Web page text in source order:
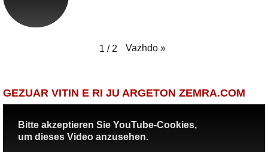
1 / 2 Vazhdo »
GEZUAR VITIN E RI JU ARGETON ZEMRA.COM
Bitte akzeptieren Sie YouTube-Cookies,
um dieses Video anzusehen.